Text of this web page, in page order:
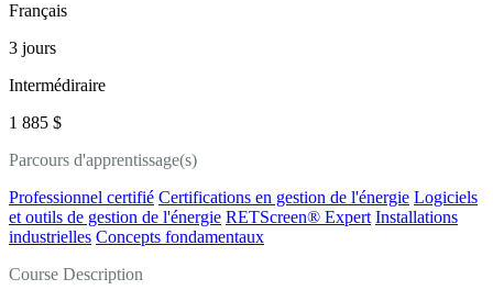
Français
3 jours
Intermédiraire
1 885 $
Parcours d'apprentissage(s)
Professionnel certifié Certifications en gestion de l'énergie Logiciels
et outils de gestion de l'énergie RETScreen® Expert Installations
industrielles Concepts fondamentaux
Course Description